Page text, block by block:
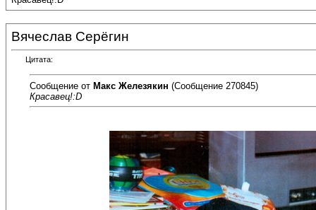
Вячеслав Серёгин
Цитата:
Сообщение от Макс Железякин (Сообщение 270845)
Красавец!:D